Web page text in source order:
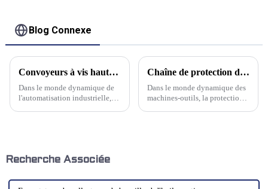
Blog Connexe
Convoyeurs à vis haute performance : pour une manutention fiable des matériaux
Dans le monde dynamique de
l'automatisation industrielle,
de convoyage disponibles,…
Chaîne de protection de câble flexible en acier au carbone TL : une synthèse de résistance et de flexibilité
Dans le monde dynamique des
machines-outils, la protection
Recherche Associée